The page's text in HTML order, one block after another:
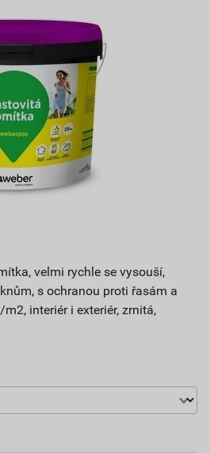
velmi rychle se vysouší,
s ochranou proti řasám a
interiér i exteriér, zrnitá,